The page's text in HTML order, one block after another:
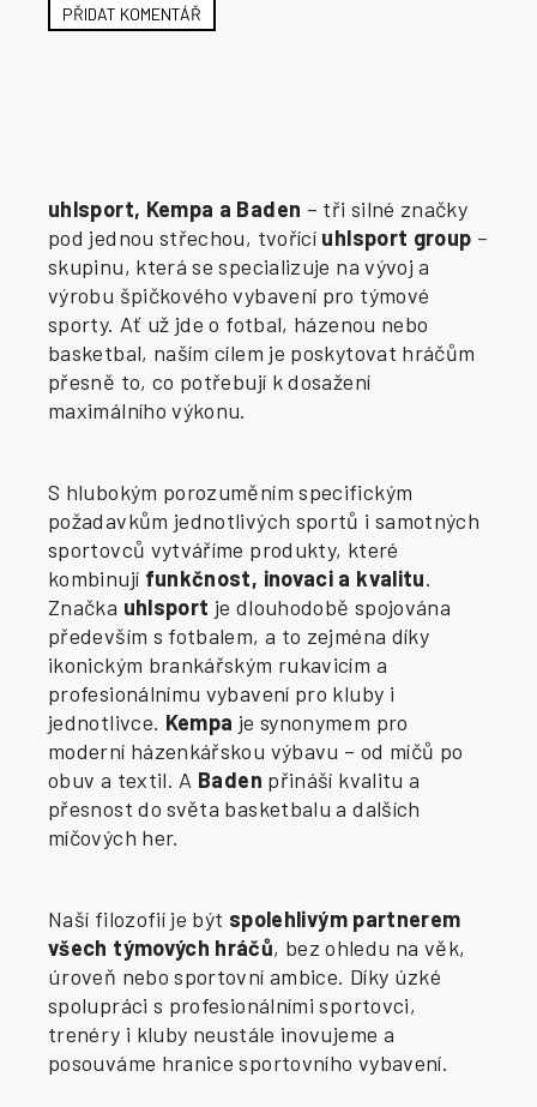
PŘIDAT KOMENTÁŘ
uhlsport, Kempa a Baden – tři silné značky
pod jednou střechou, tvořící uhlsport group –
skupinu, která se specializuje na vývoj a
výrobu špičkového vybavení pro týmové
sporty. Ať už jde o fotbal, házenou nebo
basketbal, naším cílem je poskytovat hráčům
přesně to, co potřebují k dosažení
maximálního výkonu.
S hlubokým porozuměním specifickým
požadavkům jednotlivých sportů i samotných
sportovců vytváříme produkty, které
kombinují funkčnost, inovaci a kvalitu.
Značka uhlsport je dlouhodobě spojována
především s fotbalem, a to zejména díky
ikonickým brankářským rukavicím a
profesionálnímu vybavení pro kluby i
jednotlivce. Kempa je synonymem pro
moderní házenkářskou výbavu – od míčů po
obuv a textil. A Baden přináší kvalitu a
přesnost do světa basketbalu a dalších
míčových her.
Naší filozofií je být spolehlivým partnerem
všech týmových hráčů, bez ohledu na věk,
úroveň nebo sportovní ambice. Díky úzké
spolupráci s profesionálními sportovci,
trenéry i kluby neustále inovujeme a
posouváme hranice sportovního vybavení.